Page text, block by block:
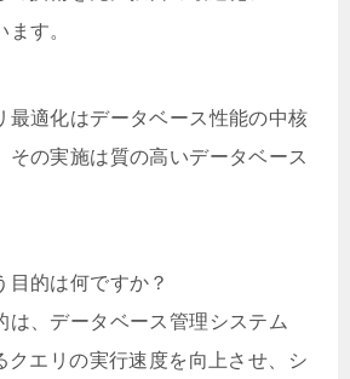
す。
最適化はデータベース性能の中核
その実施は質の高いデータベース
目的は何ですか？
は、データベース管理システム
クエリの実行速度を向上させ、シ